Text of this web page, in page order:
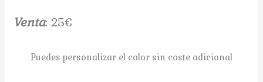
Venta: 25€
Puedes personalizar el color sin coste adicional